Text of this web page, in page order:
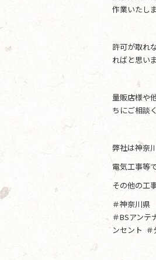
作業いたし
許可が取れ
ればと思いま
量販店様や
ちにご相談
弊社は神奈
電気工事等
その他の工
＃神奈川
＃BSアン
ンセント